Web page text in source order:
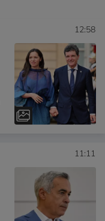
12:58
11:11